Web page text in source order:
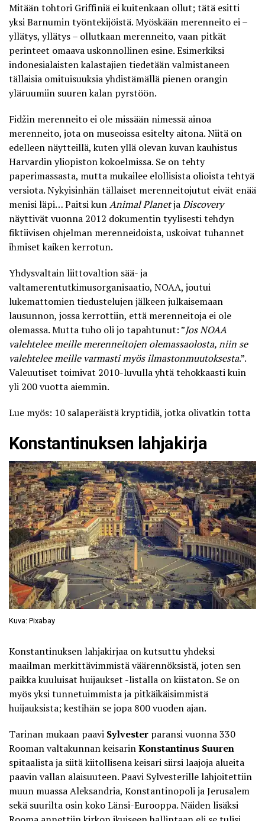
Mitään tohtori Griffiniä ei kuitenkaan ollut; tätä esitti
yksi Barnumin työntekijöistä. Myöskään merenneito ei –
yllätys, yllätys – ollutkaan merenneito, vaan pitkät
perinteet omaava uskonnollinen esine. Esimerkiksi
indonesialaisten kalastajien tiedetään valmistaneen
tällaisia omituisuuksia yhdistämällä pienen orangin
yläruumiin suuren kalan pyrstöön.
Fidžin merenneito ei ole missään nimessä ainoa
merenneito, jota on museoissa esitelty aitona. Niitä on
edelleen näytteillä, kuten yllä olevan kuvan kauhistus
Harvardin yliopiston kokoelmissa. Se on tehty
paperimassasta, mutta mukailee elollisista olioista tehtyä
versiota. Nykyisinhän tällaiset merenneitojutut eivät enää
menisi läpi… Paitsi kunAnimal PlanetjaDiscovery
näyttivät vuonna 2012 dokumentin tyylisesti tehdyn
fiktiivisen ohjelman merenneidoista, uskoivat tuhannet
ihmiset kaikenkerrotun.
Yhdysvaltain liittovaltion sää- ja
valtamerentutkimusorganisaatio, NOAA, joutui
lukemattomien tiedustelujen jälkeen julkaisemaan
lausunnon, jossa kerrottiin, että merenneitoja ei ole
olemassa. Mutta tuho oli jo tapahtunut: ”Jos NOAA
valehtelee meille merenneitojen olemassaolosta, niin se
valehtelee meille varmasti myös ilmastonmuutoksesta.”.
Valeuutiset toimivat 2010-luvulla yhtä tehokkaasti kuin
yli 200 vuotta aiemmin.
Lue myös: 10 salaperäistä kryptidiä, jotka olivatkin totta
Konstantinuksen lahjakirja
Kuva: Pixabay
Konstantinuksen lahjakirjaa on kutsuttu yhdeksi
maailman merkittävimmistä väärennöksistä, joten sen
paikka kuuluisat huijaukset -listalla on kiistaton. Se on
myös yksi tunnetuimmista ja pitkäikäisimmistä
huijauksista; kestihän se jopa 800 vuoden ajan.
Tarinan mukaan paavi Sylvester paransi vuonna 330
Rooman valtakunnan keisarinKonstantinus Suuren
spitaalista ja siitä kiitollisena keisari siirsi laajoja alueita
paavin vallan alaisuuteen. Paavi Sylvesterille lahjoitettiin
muun muassa Aleksandria, Konstantinopoli ja Jerusalem
sekä suurilta osin koko Länsi-Eurooppa. Näiden lisäksi